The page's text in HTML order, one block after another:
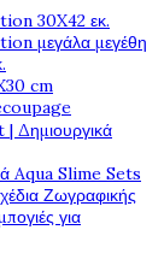
30X42 εκ.
μεγάλα μεγέθη
cm
Δημιουργικά
Aqua Slime Sets
Ζωγραφικής
για